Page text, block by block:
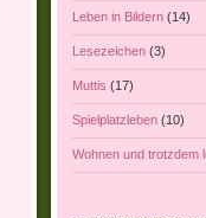
Leben in Bildern (14)
Lesezeichen (3)
Muttis (17)
Spielplatzleben (10)
Wohnen und trotzdem